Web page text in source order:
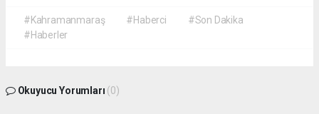
#Kahramanmaraş #Haberci
#Son Dakika
#Haberler
Okuyucu Yorumları (0)